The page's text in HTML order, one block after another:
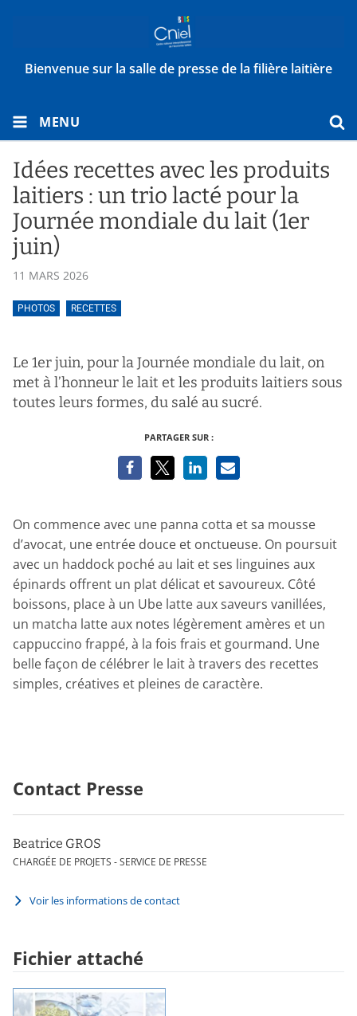
Bienvenue sur la salle de presse de la filière laitière
MENU
Idées recettes avec les produits
laitiers : un trio lacté pour la
Journée mondiale du lait (1er
juin)
11 MARS 2026
PHOTOS RECETTES
Le 1er juin, pour la Journée mondiale du lait, on
met à l’honneur le lait et les produits laitiers sous
toutes leurs formes, du salé au sucré.
PARTAGER SUR :
On commence avec une panna cotta et sa mousse
d’avocat, une entrée douce et onctueuse. On poursuit
avec un haddock poché au lait et ses linguines aux
épinards offrent un plat délicat et savoureux. Côté
boissons, place à un Ube latte aux saveurs vanillées,
un matcha latte aux notes légèrement amères et un
cappuccino frappé, à la fois frais et gourmand. Une
belle façon de célébrer le lait à travers des recettes
simples, créatives et pleines de caractère.
Contact Presse
Beatrice GROS
CHARGÉE DE PROJETS - SERVICE DE PRESSE
Voir les informations de contact
Fichier attaché